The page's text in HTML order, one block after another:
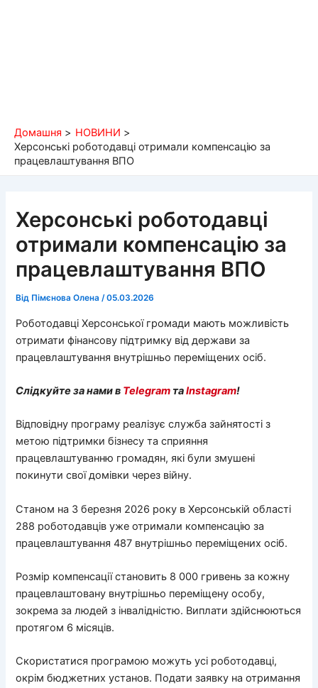
Домашня
НОВИНИ
Херсонські роботодавці отримали компенсацію за
працевлаштування ВПО
Херсонські роботодавці
отримали компенсацію за
працевлаштування ВПО
Від Пімєнова Олена/05.03.2026
Роботодавці Херсонської громади мають можливість
отримати фінансову підтримку від держави за
працевлаштування внутрішньо переміщених осіб.
Слідкуйте за нами в Telegram таInstagram!
Відповідну програму реалізує служба зайнятості з
метою підтримки бізнесу та сприяння
працевлаштуванню громадян, які були змушені
покинути свої домівки через війну.
Станом на 3 березня 2026 року в Херсонській області
288 роботодавців уже отримали компенсацію за
працевлаштування 487 внутрішньо переміщених осіб.
Розмір компенсації становить 8 000 гривень за кожну
працевлаштовану внутрішньо переміщену особу,
зокрема за людей з інвалідністю. Виплати здійснюються
протягом 6 місяців.
Скористатися програмою можуть усі роботодавці,
окрім бюджетних установ. Подати заявку на отримання